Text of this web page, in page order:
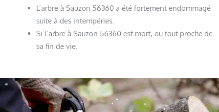
L’arbre à Sauzon 56360 a été fortement endommagé
suite à des intempéries.
Si l’arbre à Sauzon 56360 est mort, ou tout proche de
sa fin de vie.